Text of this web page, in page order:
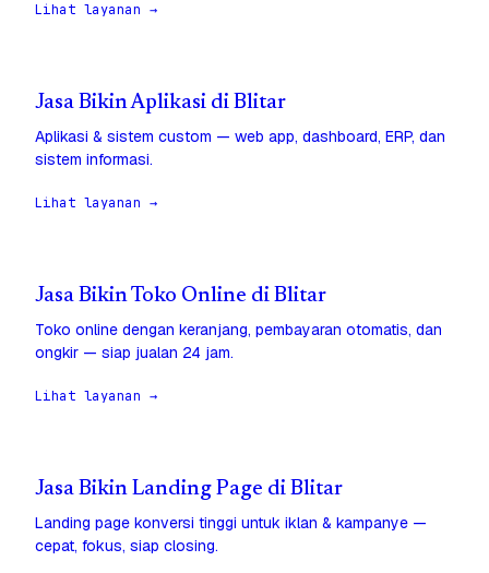
Lihat layanan →
Jasa Bikin Aplikasi di Blitar
Aplikasi & sistem custom — web app, dashboard, ERP, dan
sistem informasi.
Lihat layanan →
Jasa Bikin Toko Online di Blitar
Toko online dengan keranjang, pembayaran otomatis, dan
ongkir — siap jualan 24 jam.
Lihat layanan →
Jasa Bikin Landing Page di Blitar
Landing page konversi tinggi untuk iklan & kampanye —
cepat, fokus, siap closing.